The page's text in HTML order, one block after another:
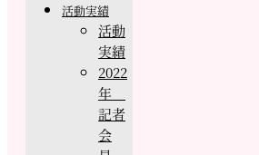
活動実績
活動
実績
2022
年
記者
会